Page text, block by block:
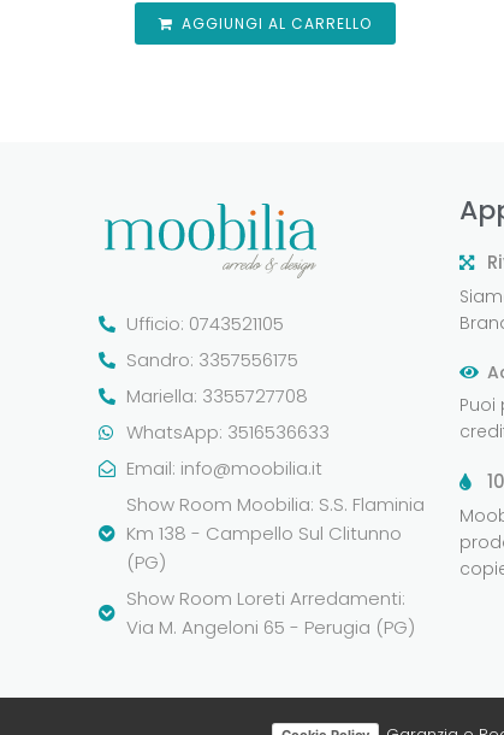
AGGIUNGI AL CARRELLO
Ufficio: 0743521105
Sandro: 3357556175
Mariella: 3355727708
WhatsApp: 3516536633
Email: info@moobilia.it
Show Room Moobilia: S.S. Flaminia
Km 138 - Campello Sul Clitunno
(PG)
Show Room Loreti Arredamenti:
Via M. Angeloni 65 - Perugia (PG)